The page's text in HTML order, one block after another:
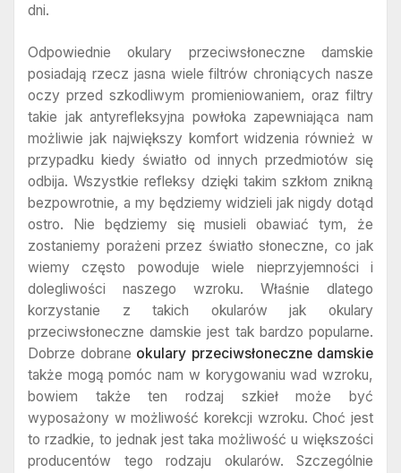
dni.
Odpowiednie okulary przeciwsłoneczne damskie
posiadają rzecz jasna wiele filtrów chroniących nasze
oczy przed szkodliwym promieniowaniem, oraz filtry
takie jak antyrefleksyjna powłoka zapewniająca nam
możliwie jak największy komfort widzenia również w
przypadku kiedy światło od innych przedmiotów się
odbija. Wszystkie refleksy dzięki takim szkłom znikną
bezpowrotnie, a my będziemy widzieli jak nigdy dotąd
ostro. Nie będziemy się musieli obawiać tym, że
zostaniemy porażeni przez światło słoneczne, co jak
wiemy często powoduje wiele nieprzyjemności i
dolegliwości naszego wzroku. Właśnie dlatego
korzystanie z takich okularów jak okulary
przeciwsłoneczne damskie jest tak bardzo popularne.
Dobrze dobrane okulary przeciwsłoneczne damskie
także mogą pomóc nam w korygowaniu wad wzroku,
bowiem także ten rodzaj szkieł może być
wyposażony w możliwość korekcji wzroku. Choć jest
to rzadkie, to jednak jest taka możliwość u większości
producentów tego rodzaju okularów. Szczególnie